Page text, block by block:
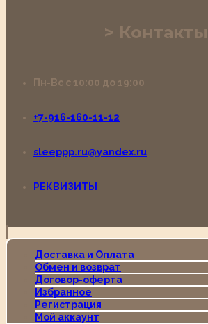
Контакты
Пн-Вс с 10:00 до 19:00
+7-916-160-11-12
sleeppp.ru@yandex.ru
РЕКВИЗИТЫ
Доставка и Оплата
Обмен и возврат
Договор-оферта
Избранное
Регистрация
Мой аккаунт